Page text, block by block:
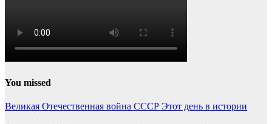
You missed
Великая Отечественная война СССР Этот день в истории